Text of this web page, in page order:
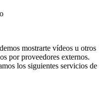
mostrarte vídeos u otros
por proveedores externos.
los siguientes servicios de